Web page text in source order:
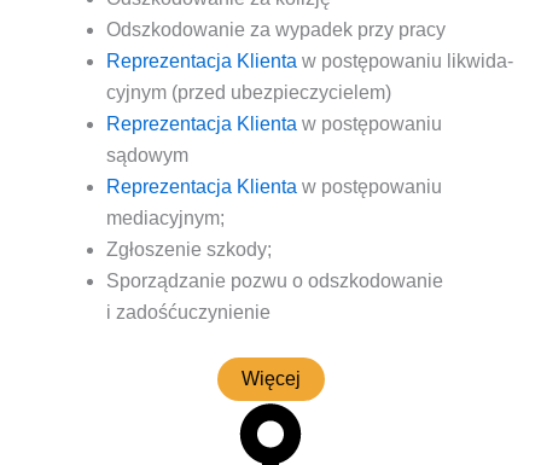
Odszko­do­wa­nie za wypa­dek przy pracy
Repre­zen­ta­cja Klien­ta w postę­po­wa­niu likwi­da­
cyj­nym (przed ubezpieczycielem)
Repre­zen­ta­cja Klien­ta w postę­po­wa­niu
sądowym
Repre­zen­ta­cja Klien­ta w postę­po­wa­niu
mediacyjnym;
Zgło­sze­nie szkody;
Spo­rzą­dza­nie pozwu o odszko­do­wa­nie
i zadośćuczynienie
Wię­cej